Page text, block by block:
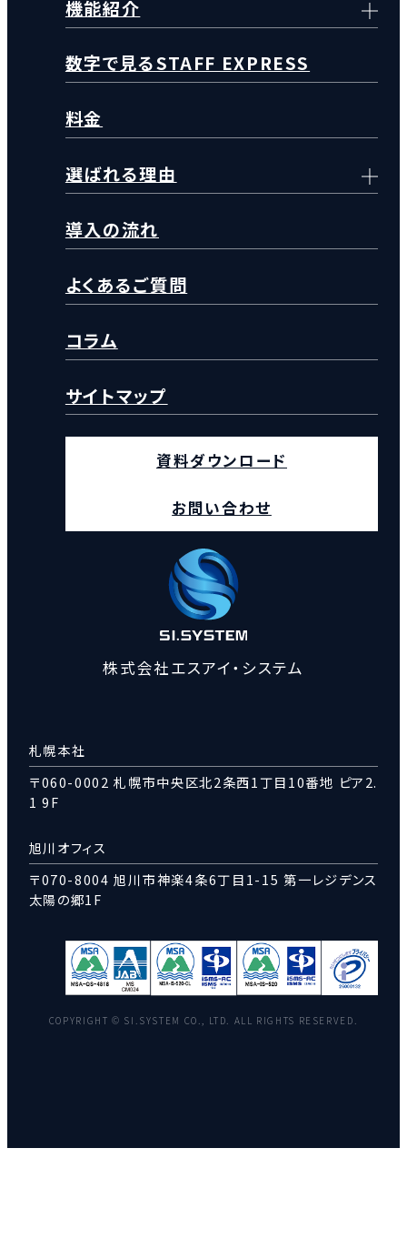
機能紹介
数字で見るSTAFF EXPRESS
料金
選ばれる理由
導入の流れ
よくあるご質問
コラム
サイトマップ
資料ダウンロード
お問い合わせ
株式会社エスアイ・システム
札幌本社
〒060-0002 札幌市中央区北2条西1丁目10番地 ピア2.
1 9F
旭川オフィス
〒070-8004 旭川市神楽4条6丁目1-15 第一レジデンス
太陽の郷1F
COPYRIGHT © SI.SYSTEM CO., LTD. ALL RIGHTS RESERVED.